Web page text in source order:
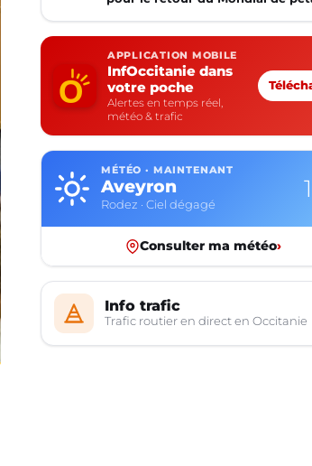
APPLICATION MOBILE
InfOccitanie dans
votre poche
Alertes en temps réel,
météo & trafic
MÉTÉO · MAINTENANT
Aveyron
Rodez · Ciel dégagé
Consulter ma météo›
Info trafic
Trafic routier en direct en Occitanie